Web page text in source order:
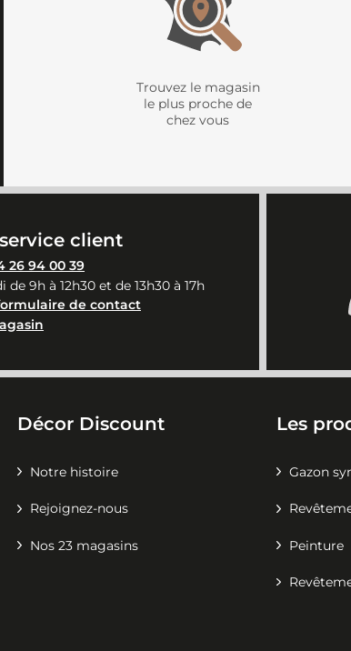
Trouvez le magasin
le plus proche de
chez vous
client
26 94 00 39
9h à 12h30 et de 13h30 à 17h
de contact
Décor Discount
Notre histoire
Rejoignez-nous
Nos 23 magasins
Les
Gazon
Peinture